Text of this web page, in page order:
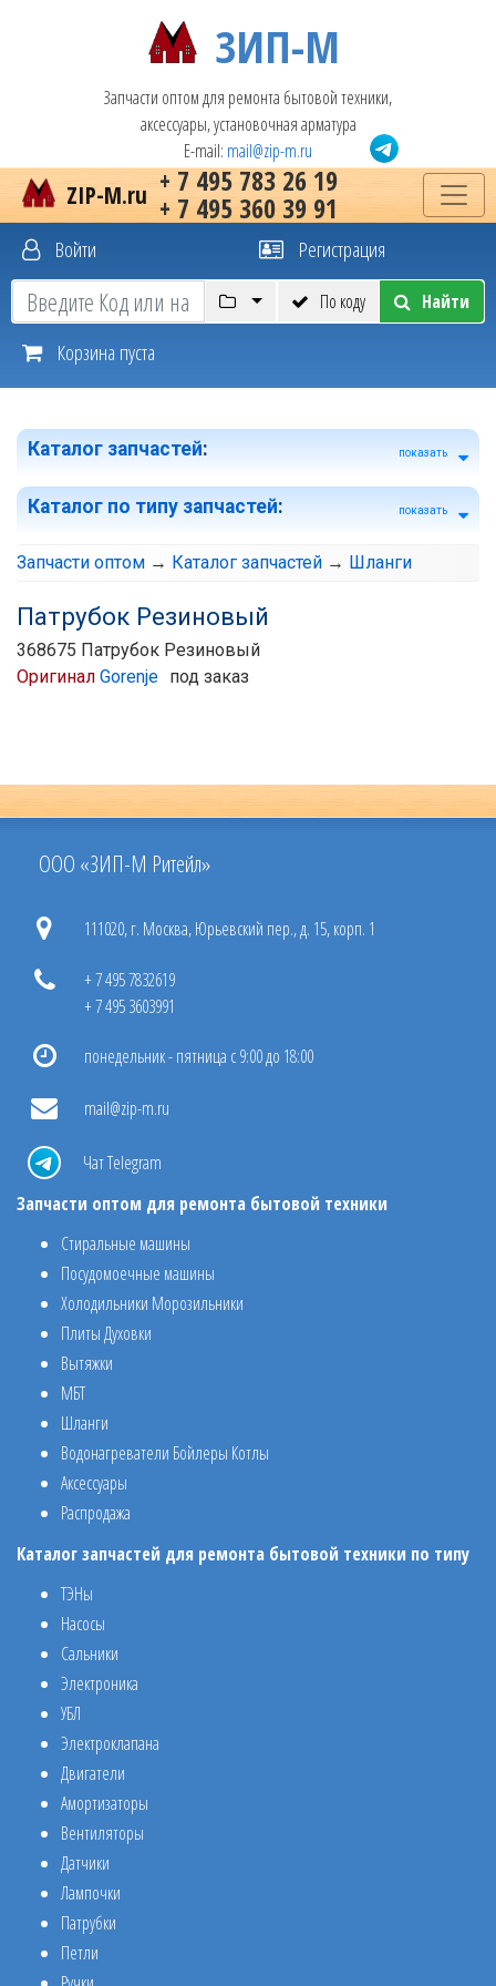
ЗИП-М
Запчасти оптом для ремонта бытовой техники,
аксессуары, установочная арматура
E-mail: mail@zip-m.ru
+ 7 495 783 26 19
+ 7 495 360 39 91
ZIP-M.ru
Войти Регистрация
По коду Найти
Корзина пуста
Каталог запчастей: показать
Каталог по типу запчастей: показать
Запчасти оптом → Каталог запчастей → Шланги
Патрубок Резиновый
368675 Патрубок Резиновый
Оригинал Gorenje под заказ
ООО «ЗИП-М Ритейл»
111020, г. Москва, Юрьевский пер., д. 15, корп. 1
+ 7 495 7832619
+ 7 495 3603991
понедельник - пятница с 9:00 до 18:00
mail@zip-m.ru
Чат Telegram
Запчасти оптом для ремонта бытовой техники
Стиральные машины
Посудомоечные машины
Холодильники Морозильники
Плиты Духовки
Вытяжки
МБТ
Шланги
Водонагреватели Бойлеры Котлы
Аксессуары
Распродажа
Каталог запчастей для ремонта бытовой техники по типу
ТЭНы
Насосы
Сальники
Электроника
УБЛ
Электроклапана
Двигатели
Амортизаторы
Вентиляторы
Датчики
Лампочки
Патрубки
Петли